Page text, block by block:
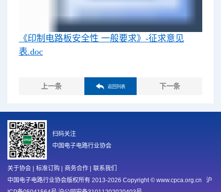
《印制电路板安全性 一般要求》-征求意见
表.doc
上一条 返回列表 下一条
关于协会 标准订购 商务合作
联系我们
中国电子电路行业协会版权所有 2013-2026 Copyright © www.cpca.org.cn 沪
扫码关注
中国电子电路行业协会